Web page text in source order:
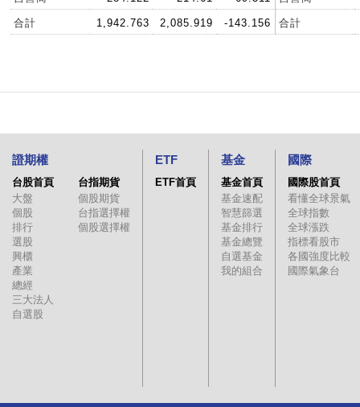
合計 1,942.763 2,085.919 -143.156 合計
證期權
台股首頁
大盤
個股
排行
選股
興櫃
產業
總經
三大法人
自選股
台指期貨
個股期貨
台指選擇權
個股選擇權
ETF
ETF首頁
基金
基金首頁
基金速配
智慧篩選
基金排行
基金總覽
自選基金
我的組合
國際
國際股首頁
看懂全球景氣
全球指數
全球漲跌
指標看股市
各國強度比較
國際氣象台